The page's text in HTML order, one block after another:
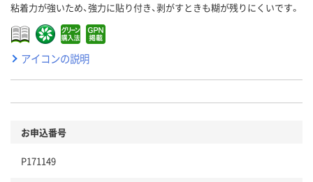
粘着力が強いため、強力に貼り付き、剥がすときも糊が残りにくいです。
アイコンの説明
お申込番号
P171149